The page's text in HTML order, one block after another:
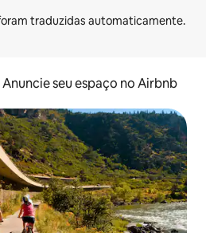
Anuncie seu espaço no Airbnb